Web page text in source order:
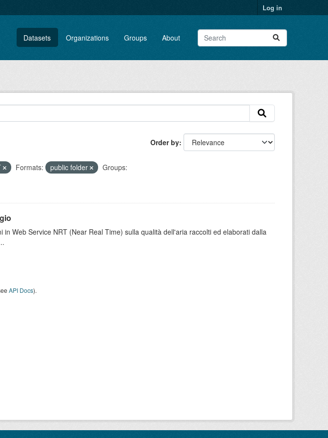
Log in
Datasets Organizations Groups About
Order by
Formats: public folder
Groups:
in Web Service NRT (Near Real Time) sulla qualità dell'aria raccolti ed elaborati dalla
API Docs).